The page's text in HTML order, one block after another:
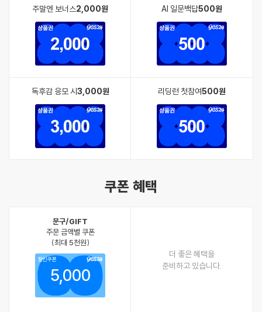
주말엔 보너스2,000원 AI 일문백답500원
독후감 응모 시3,000원 리딩런 첫참여500원
쿠폰 혜택
문구/GIFT
주문 금액별 쿠폰
(최대 5천원)
할인쿠폰
5,000
더 좋은 혜택을
준비하고 있습니다.